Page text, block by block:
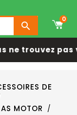

0
ne trouvez
DE
MOTOR